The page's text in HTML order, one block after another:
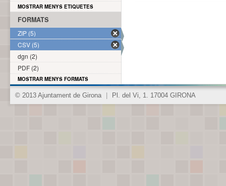
MOSTRAR MENYS ETIQUETES
FORMATS
ZIP (5)
CSV (5)
dgn (2)
PDF (2)
MOSTRAR MENYS FORMATS
© 2013 Ajuntament de Girona Pl. del Vi, 1. 17004 GIRONA